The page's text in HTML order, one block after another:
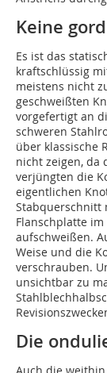
Keine
Es ist das
kraftschlüssig
meistens nicht
geschweißten
vorgefertigt an
schweren
über klassische
nicht zeigen, da
verjüngten die
eigentlichen
Stabquerschnitt
Flanschplatte
aufschweißen.
Weise und die
verschrauben.
unsichtbar zu
Die
Auch die